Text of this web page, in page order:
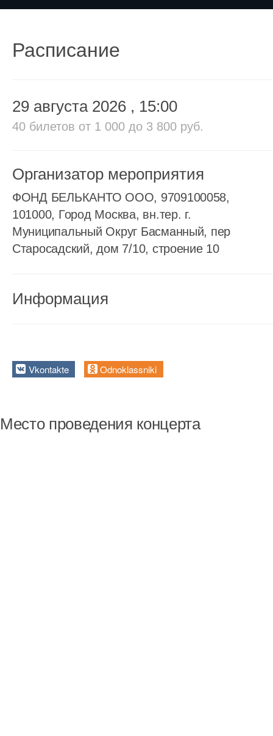
Расписание
29 августа 2026 , 15:00
40 билетов от 1 000 до 3 800 руб.
Организатор мероприятия
ФОНД БЕЛЬКАНТО ООО, 9709100058,
101000, Город Москва, вн.тер. г.
Муниципальный Округ Басманный, пер
Старосадский, дом 7/10, строение 10
Информация
Vkontakte Odnoklassniki
Место проведения концерта